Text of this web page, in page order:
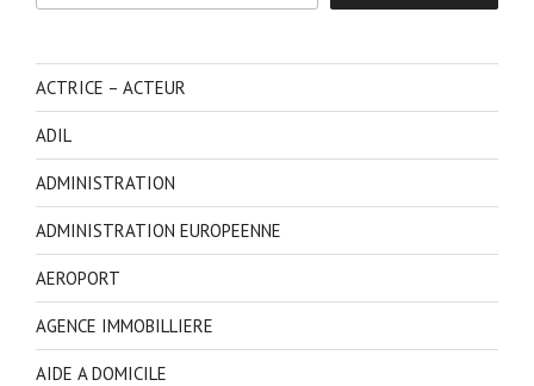
ACTRICE – ACTEUR
ADIL
ADMINISTRATION
ADMINISTRATION EUROPEENNE
AEROPORT
AGENCE IMMOBILLIERE
AIDE A DOMICILE